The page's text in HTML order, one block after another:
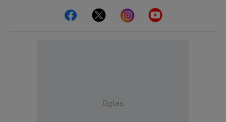
Oglas